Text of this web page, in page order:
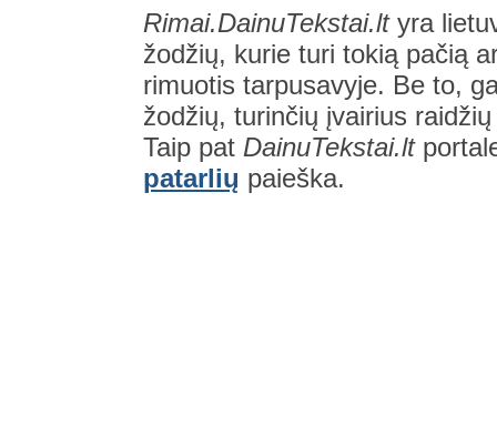
Rimai.DainuTekstai.ltyra
žodžių, kurie turi tokią pačią
rimuotis tarpusavyje. Be to,
žodžių, turinčių įvairius
Taip pat DainuTekstai.lt
patarlių paieška.